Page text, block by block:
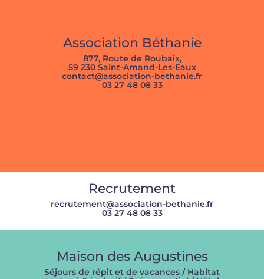
Association Béthanie
877, Route de Roubaix,
59 230 Saint-Amand-Les-Eaux
contact@association-bethanie.fr
03 27 48 08 33
Recrutement
recrutement@association-bethanie.fr
03 27 48 08 33
Maison des Augustines
Séjours de répit et de vacances / Habitat